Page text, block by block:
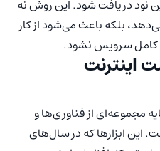
نود دریافت شود. این روش نه
بلکه باعث می‌شود از کار
کامل سرویس نشود.
اینترنت
مجموعه‌ای از فناوری‌ها و
ابزارها که در سال‌های